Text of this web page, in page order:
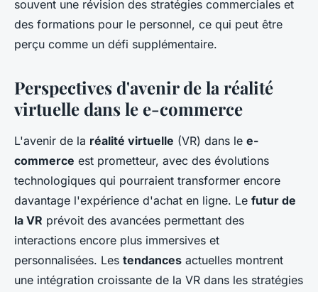
souvent une révision des stratégies commerciales et
des formations pour le personnel, ce qui peut être
perçu comme un défi supplémentaire.
Perspectives d'avenir de la réalité
virtuelle dans le e-commerce
L'avenir de la réalité virtuelle (VR) dans le e-
commerce est prometteur, avec des évolutions
technologiques qui pourraient transformer encore
davantage l'expérience d'achat en ligne. Le futur de
la VR prévoit des avancées permettant des
interactions encore plus immersives et
personnalisées. Les tendances actuelles montrent
une intégration croissante de la VR dans les stratégies